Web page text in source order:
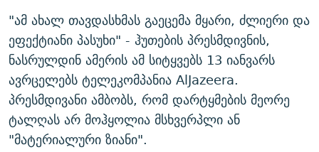
"ამ ახალ თავდასხმას გაეცემა მყარი, ძლიერი და
ეფექტიანი პასუხი" - ჰუთების პრესმდივნის,
ნასრულდინ ამერის ამ სიტყვებს 13 იანვარს
ავრცელებს ტელეკომპანია AlJazeera.
პრესმდივანი ამბობს, რომ დარტყმების მეორე
ტალღას არ მოჰყოლია მსხვერპლი ან
"მატერიალური ზიანი".